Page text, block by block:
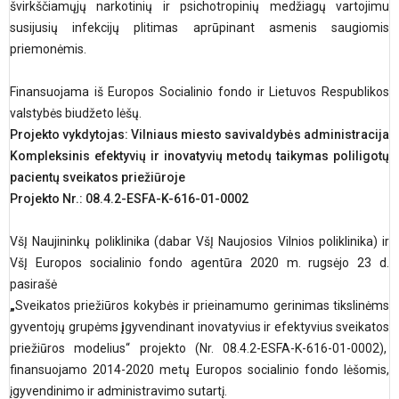
švirkščiamųjų narkotinių ir psichotropinių medžiagų vartojimu
susijusių infekcijų plitimas aprūpinant asmenis saugiomis
priemonėmis.
Finansuojama iš Europos Socialinio fondo ir Lietuvos Respublikos
valstybės biudžeto lėšų.
Projekto vykdytojas: Vilniaus miesto savivaldybės administracija
Kompleksinis efektyvių ir inovatyvių metodų taikymas poliligotų
pacientų sveikatos priežiūroje
Projekto Nr.: 08.4.2-ESFA-K-616-01-0002
VšĮ Naujininkų poliklinika (dabar VšĮ Naujosios Vilnios poliklinika) ir
VšĮ Europos socialinio fondo agentūra 2020 m. rugsėjo 23 d.
pasirašė
„Sveikatos priežiūros kokybės ir prieinamumo gerinimas tikslinėms
gyventojų grupėms įgyvendinant inovatyvius ir efektyvius sveikatos
priežiūros modelius“
projekto (Nr. 08.4.2-ESFA-K-616-01-0002),
finansuojamo 2014-2020 metų Europos socialinio fondo lėšomis,
įgyvendinimo ir administravimo sutartį.